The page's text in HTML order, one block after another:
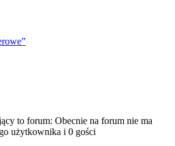
to forum: Obecnie na forum nie ma
użytkownika i 0 gości